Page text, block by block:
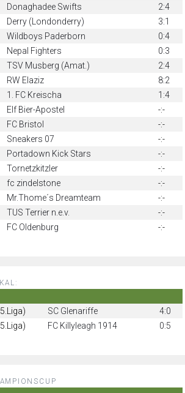
Donaghadee Swifts
2:4
Derry (Londonderry)
3:1
Wildboys Paderborn
0:4
Nepal Fighters
0:3
TSV Musberg (Amat.)
2:4
RW Elaziz
8:2
1. FC Kreischa
1:4
Elf Bier-Apostel
-:-
FC Bristol
-:-
Sneakers 07
-:-
Portadown Kick Stars
-:-
Tornetzkitzler
-:-
fc zindelstone
-:-
Mr.Thome´s Dreamteam
-:-
TUS Terrier n.e.v.
-:-
FC Oldenburg -:-
SC Glenariffe
4:0
FC Killyleagh 1914 0:5